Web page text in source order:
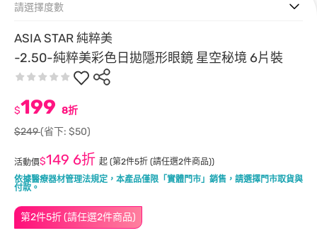
ASIA STAR 純粹美
-2.50-純粹美彩色日拋隱形眼鏡 星空秘境 6片裝
依據醫療器材管理法規定，本產品僅限「實體門市」銷售，請選擇門市取貨與
付款。
第2件5折 (請任選2件商品)
$199 8折
$249(省下: $50)
活動價$149 6折 起 (第2件5折 (請任選2件商品))
請選擇度數